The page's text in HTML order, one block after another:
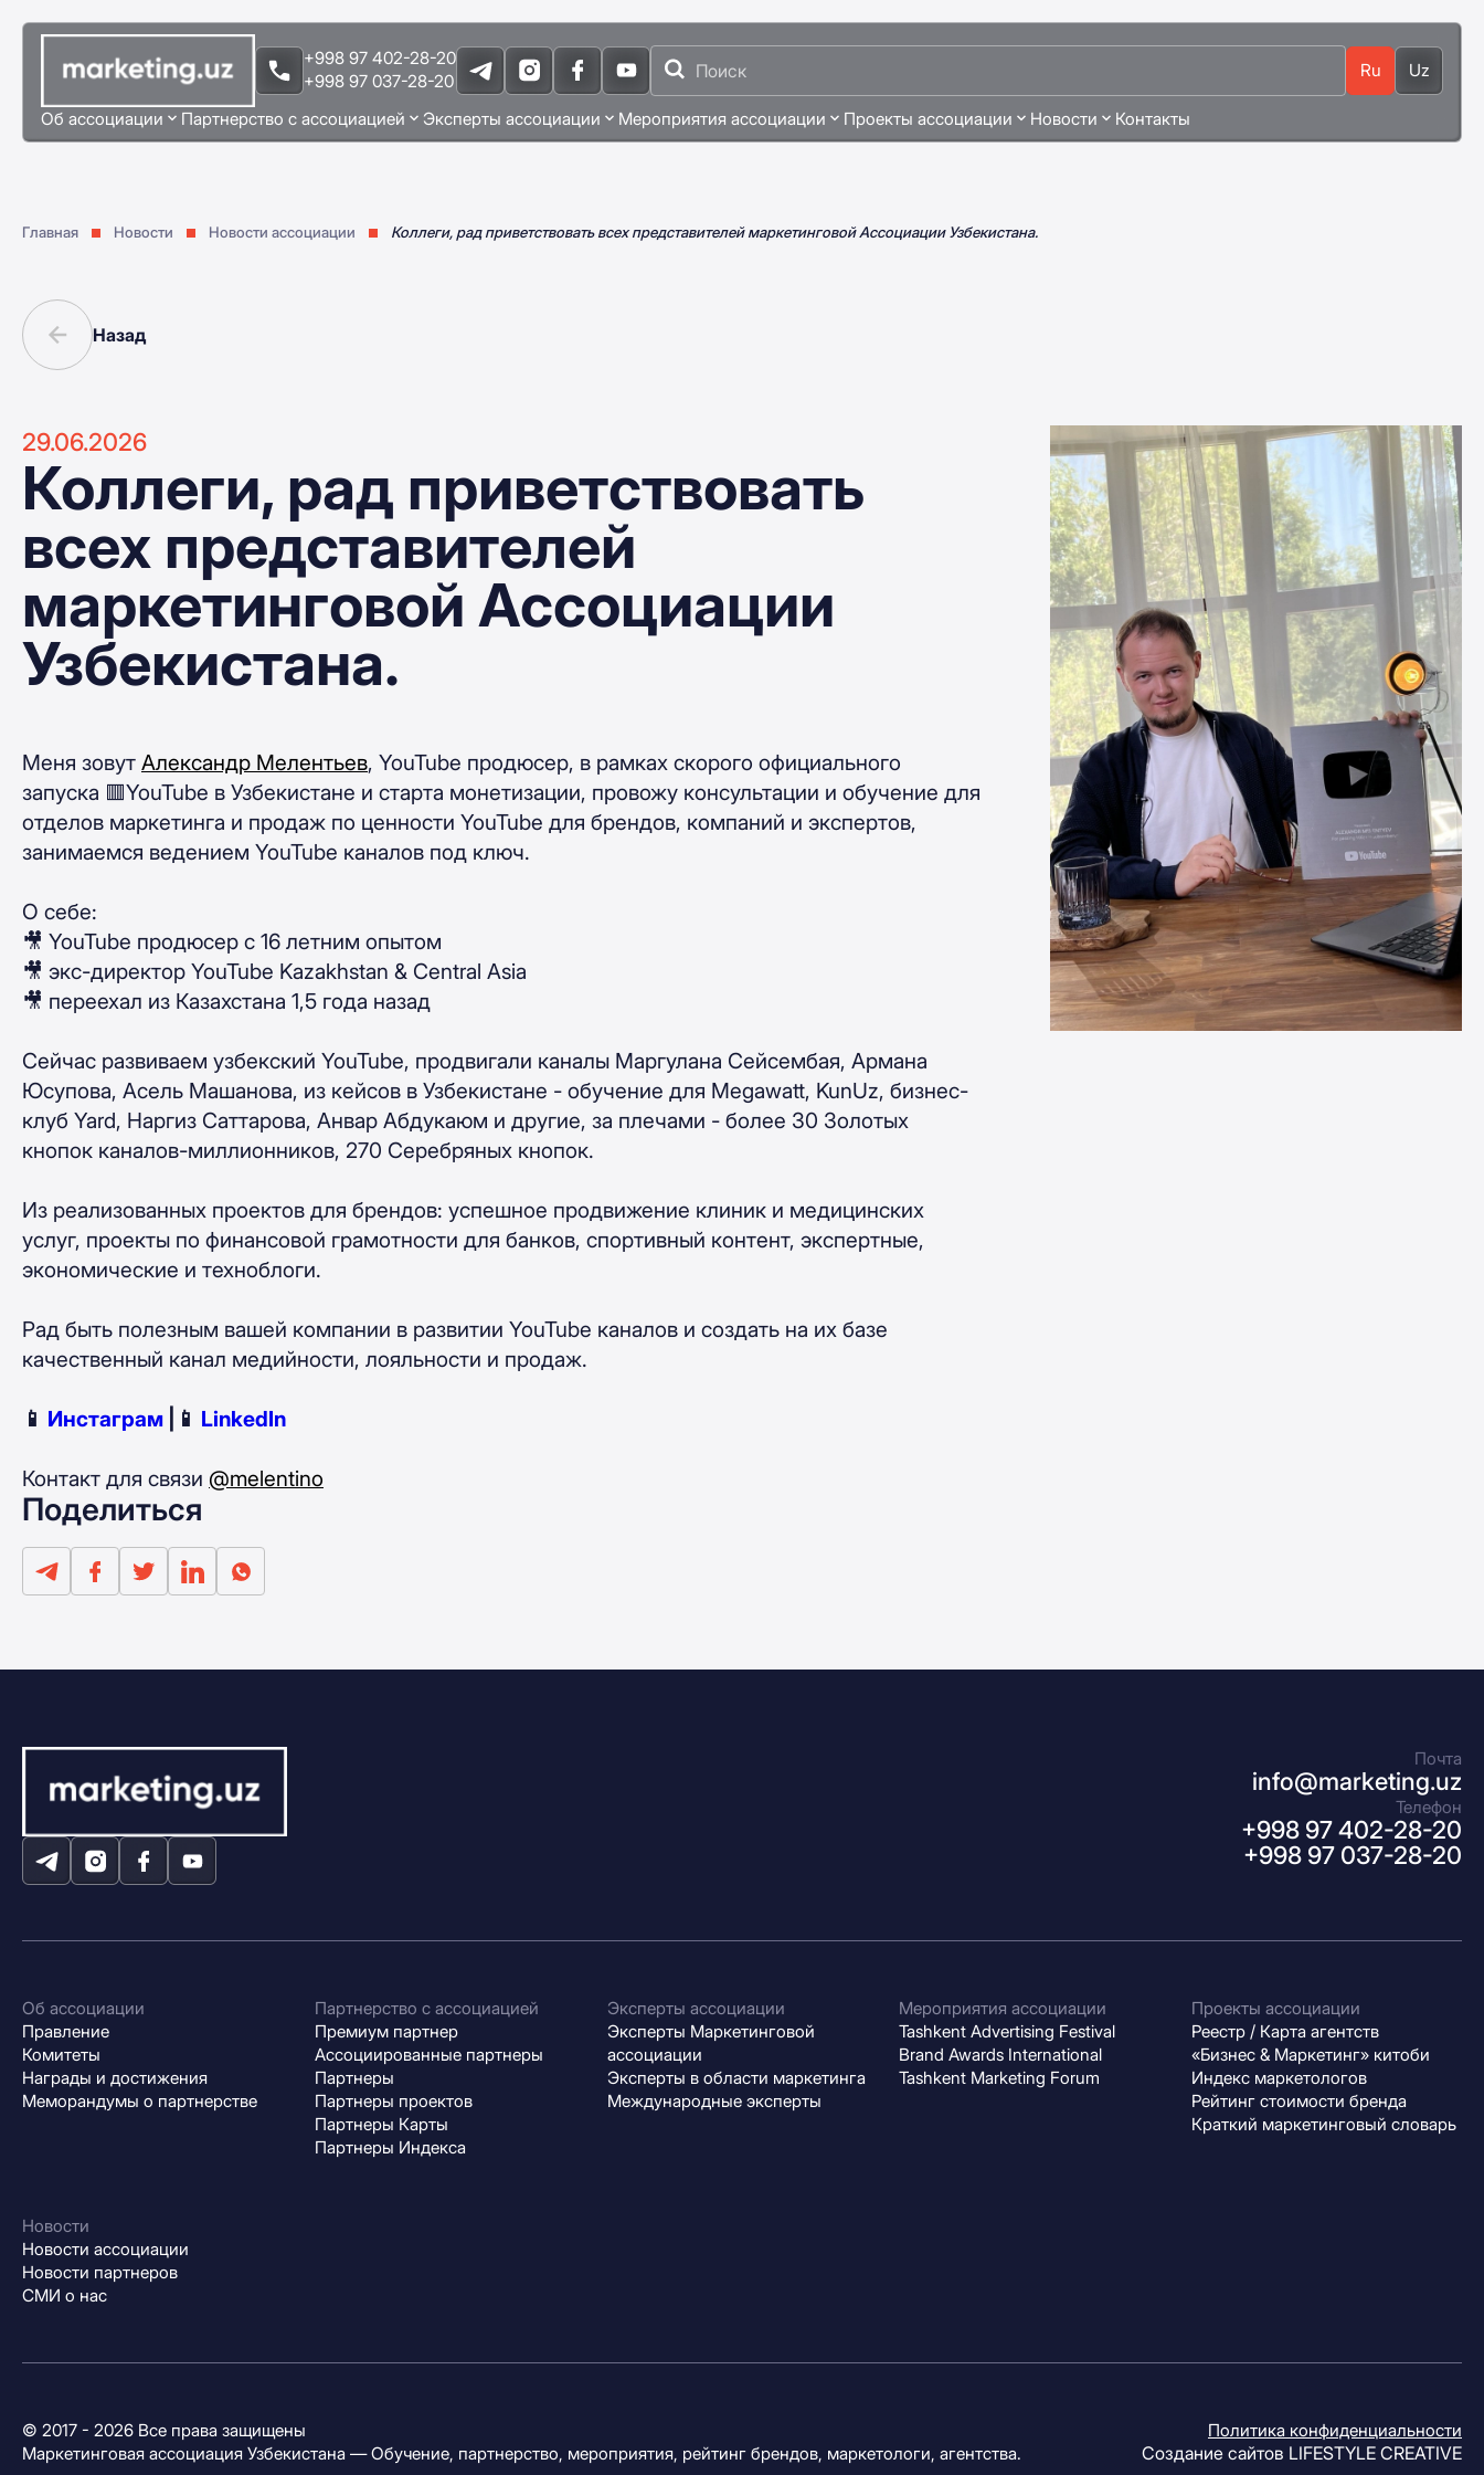
+998 97 402-28-20
+998 97 037-28-20
Ru Uz
Об ассоциации Партнерство с ассоциацией Эксперты ассоциации Мероприятия ассоциации Проекты ассоциации Новости Контакты
Главная Новости Новости ассоциации Коллеги, рад приветствовать всех представителей маркетинговой Ассоциации Узбекистана.
Назад
29.06.2026
Коллеги, рад приветствовать
всех представителей
маркетинговой Ассоциации
Узбекистана.
Меня зовут Александр Мелентьев, YouTube продюсер, в рамках скорого официального
запуска 🟥YouTube в Узбекистане и старта монетизации, провожу консультации и обучение для
отделов маркетинга и продаж по ценности YouTube для брендов, компаний и экспертов,
занимаемся ведением YouTube каналов под ключ.
О себе:
🎥 YouTube продюсер с 16 летним опытом
🎥 экс-директор YouTube Kazakhstan & Central Asia
🎥 переехал из Казахстана 1,5 года назад
Сейчас развиваем узбекский YouTube, продвигали каналы Маргулана Сейсембая, Армана
Юсупова, Асель Машанова, из кейсов в Узбекистане - обучение для Megawatt, KunUz, бизнес-
клуб Yard, Наргиз Саттарова, Анвар Абдукаюм и другие, за плечами - более 30 Золотых
кнопок каналов-миллионников, 270 Серебряных кнопок.
Из реализованных проектов для брендов: успешное продвижение клиник и медицинских
услуг, проекты по финансовой грамотности для банков, спортивный контент, экспертные,
экономические и техноблоги.
Рад быть полезным вашей компании в развитии YouTube каналов и создать на их базе
качественный канал медийности, лояльности и продаж.
📱 Инстаграм |📱 LinkedIn
Контакт для связи @melentino
Поделиться
Почта
info@marketing.uz
Телефон
+998 97 402-28-20
+998 97 037-28-20
Об ассоциации
Правление
Комитеты
Награды и достижения
Меморандумы о партнерстве
Партнерство с ассоциацией
Премиум партнер
Ассоциированные партнеры
Партнеры
Партнеры проектов
Партнеры Карты
Партнеры Индекса
Эксперты ассоциации
Эксперты Маркетинговой
ассоциации
Эксперты в области маркетинга
Международные эксперты
Мероприятия ассоциации
Tashkent Advertising Festival
Brand Awards International
Tashkent Marketing Forum
Проекты ассоциации
Реестр / Карта агентств
«Бизнес & Маркетинг» китоби
Индекс маркетологов
Рейтинг стоимости бренда
Краткий маркетинговый словарь
Новости
Новости ассоциации
Новости партнеров
СМИ о нас
© 2017 - 2026 Все права защищены
Маркетинговая ассоциация Узбекистана — Обучение, партнерство, мероприятия, рейтинг брендов, маркетологи, агентства.
Политика конфиденциальности
Создание сайтов LIFESTYLE CREATIVE